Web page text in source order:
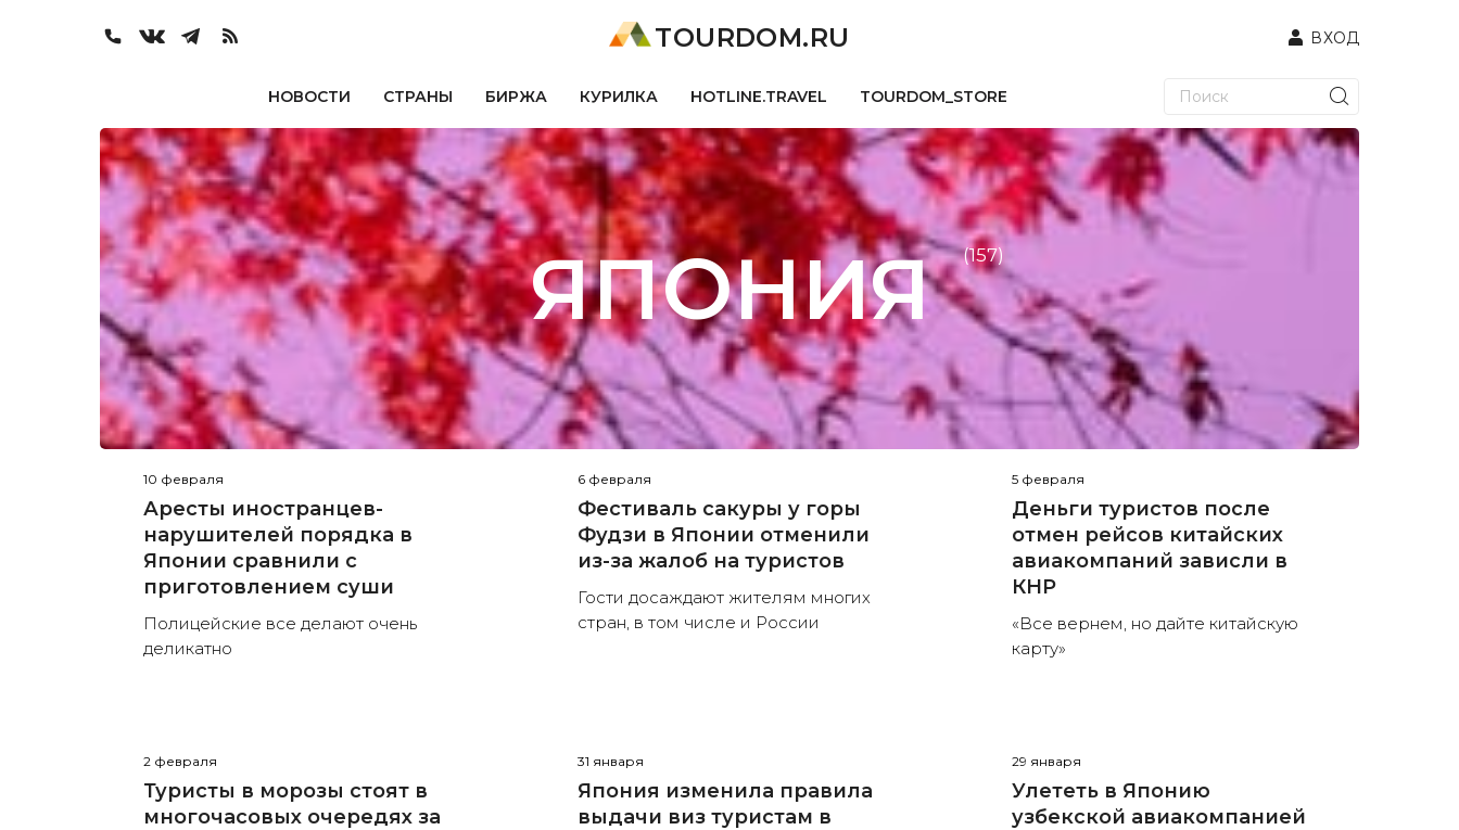
TOURDOM.RU ВХОД
НОВОСТИ СТРАНЫ БИРЖА КУРИЛКА HOTLINE.TRAVEL TOURDOM_STORE
ЯПОНИЯ (157)
10 февраля
Аресты иностранцев-
нарушителей порядка в
Японии сравнили с
приготовлением суши
Полицейские все делают очень
деликатно
6 февраля
Фестиваль сакуры у горы
Фудзи в Японии отменили
из-за жалоб на туристов
Гости досаждают жителям многих
стран, в том числе и России
5 февраля
Деньги туристов после
отмен рейсов китайских
авиакомпаний зависли в
КНР
«Все вернем, но дайте китайскую
карту»
2 февраля
Туристы в морозы стоят в
многочасовых очередях за
31 января
Япония изменила правила
выдачи виз туристам в
29 января
Улететь в Японию
узбекской авиакомпанией